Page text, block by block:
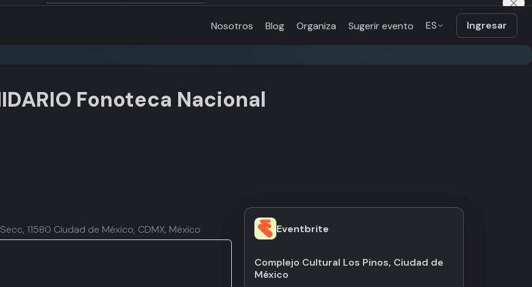
Nosotros Blog Organiza Sugerir evento ES Ingresar
Fonoteca Nacional
Eventbrite
Complejo Cultural Los Pinos, Ciudad de
México
11580 Ciudad de México, CDMX, México